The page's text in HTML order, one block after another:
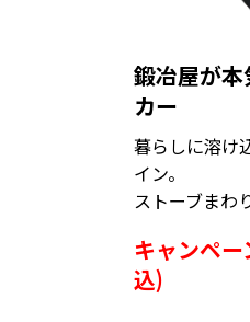
鍛冶屋が
カー
暮らしに溶け
イン。
ストーブまわ
キャンペ
込)